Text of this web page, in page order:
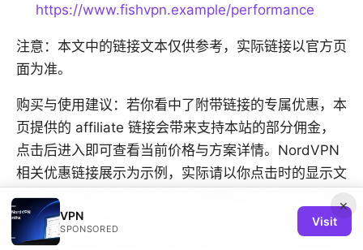
https://www.fishvpn.example/performance
注意：本文中的链接文本仅供参考，实际链接以官方页
面为准。
购买与使用建议：若你看中了附带链接的专属优惠，本
页提供的 affiliate 链接会带来支持本站的部分佣金，
点击后进入即可查看当前价格与方案详情。NordVPN
相关优惠链接展示为示例，实际请以你点击时的显示文
本为准。链接文本示例会从“查看最新价格与节点”调整
为与你当前主题匹配的描述性文本，以提升点击率与转
化。青龙加速器官网：全面指南、实用评测与使用技
×
VPN
SPONSORED
Visit